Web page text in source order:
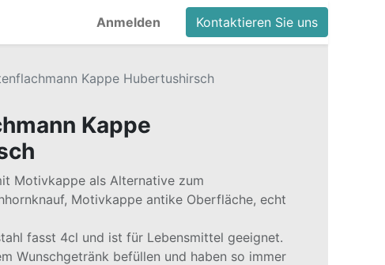
Anmelden Kontaktieren Sie uns
Kappe Hubertushirsch
Kappe
Motivkappe als Alternative zum
Motivkappe antike Oberfläche, echt
fasst 4cl und ist für Lebensmittel geeignet.
Wunschgetränk befüllen und haben so immer